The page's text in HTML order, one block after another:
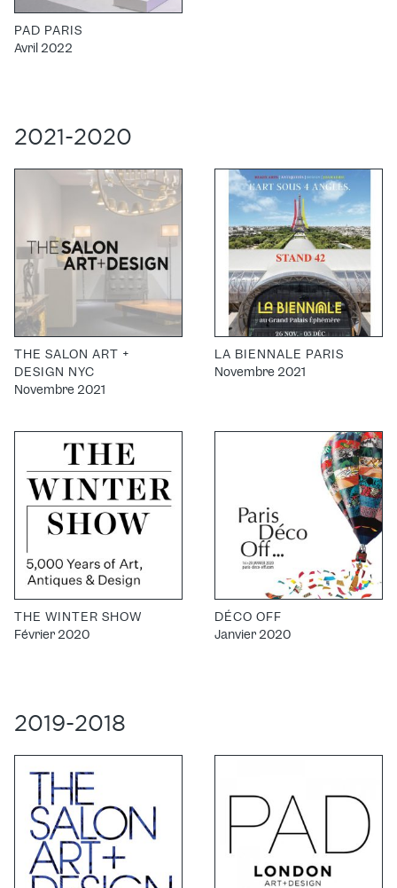
PAD PARIS
Avril 2022
2021-2020
THE SALON ART +
DESIGN NYC
Novembre 2021
LA BIENNALE PARIS
Novembre 2021
THE WINTER SHOW
Février 2020
DÉCO OFF
Janvier 2020
2019-2018